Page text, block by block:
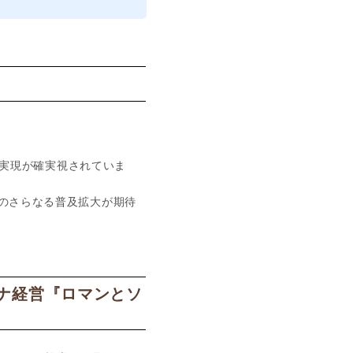
現が確実視されていま
さらなる普及拡大が期待
経営『ロマンとソ